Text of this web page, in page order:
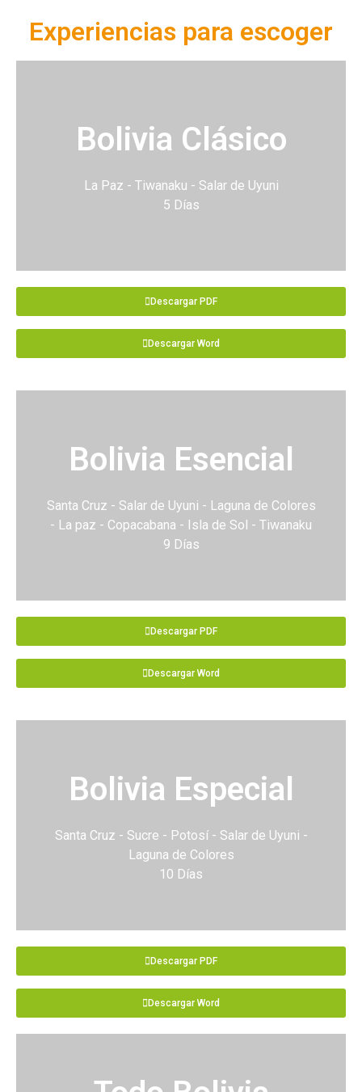
Experiencias para escoger
Bolivia Clásico
La Paz - Tiwanaku - Salar de Uyuni
5 Días
Descargar PDF
Descargar Word
Bolivia Esencial
Santa Cruz - Salar de Uyuni - Laguna de Colores
- La paz - Copacabana - Isla de Sol - Tiwanaku
9 Días
Descargar PDF
Descargar Word
Bolivia Especial
Santa Cruz - Sucre - Potosí - Salar de Uyuni -
Laguna de Colores
10 Días
Descargar PDF
Descargar Word